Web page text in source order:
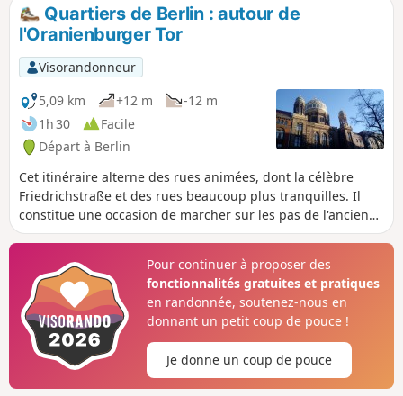
moderne.
Quartiers de Berlin : autour de
l'Oranienburger Tor
Visorandonneur
5,09 km
+12 m
-12 m
1h 30
Facile
Départ à Berlin
Cet itinéraire alterne des rues animées, dont la célèbre
Friedrichstraße et des rues beaucoup plus tranquilles. Il
constitue une occasion de marcher sur les pas de l'ancienne
communauté juive de Berlin, une des plus importantes
Pour continuer à proposer des
fonctionnalités gratuites et pratiques
en randonnée, soutenez-nous en
donnant un petit coup de pouce !
Je donne un coup de pouce